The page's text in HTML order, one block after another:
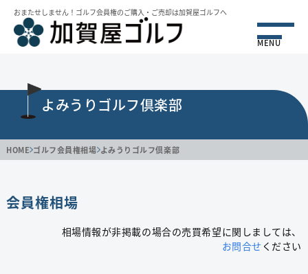
おまたせしません！ゴルフ会員権のご購⼊・ご売却は加賀屋ゴルフへ
MENU
よみうりゴルフ倶楽部
HOME ゴルフ会員権相場 よみうりゴルフ倶楽部
会員権相場
相場情報が非掲載の場合の売買希望に関しましては、
お問合せ ください